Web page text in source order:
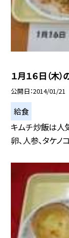
１月１６日（木
公開日 2014/01/21
給食
キムチ炒飯は人
卵、人参、タケノ